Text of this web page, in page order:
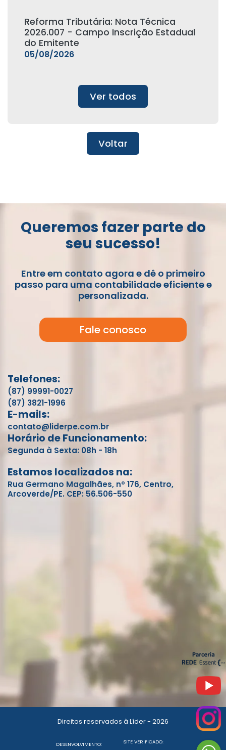
Reforma Tributária: Nota Técnica
2026.007 - Campo Inscrição Estadual
do Emitente
05/08/2026
Ver todos
Voltar
Queremos fazer parte do
seu sucesso!
Entre em contato agora e dê o primeiro
passo para uma contabilidade eficiente e
personalizada.
Fale conosco
Telefones:
(87) 99991-0027
(87) 3821-1996
E-mails:
contato@liderpe.com.br
Horário de Funcionamento:
Segunda à Sexta: 08h - 18h
Estamos localizados na:
Rua Germano Magalhães, nº 176, Centro,
Arcoverde/PE. CEP: 56.506-550
Direitos reservados à Líder - 2026
DESENVOLVIMENTO: SITE VERIFICADO: